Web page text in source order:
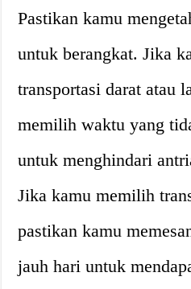
Pastikan kamu
untuk berangkat. Jika
transportasi darat atau
memilih waktu yang
untuk menghindari
Jika kamu memilih
pastikan kamu
jauh hari untuk